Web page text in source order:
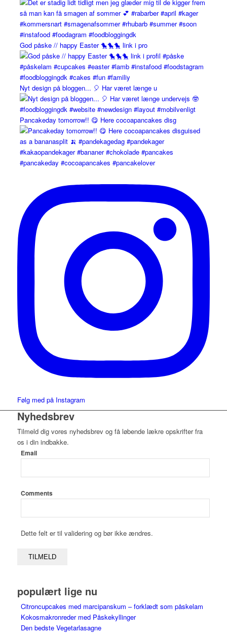
God påske // happy Easter 🐤🐤🐤 link i pro
Nyt design på bloggen... 🎈 Har været længe u
Pancakeday tomorrow!! 😋 Here cocoapancakes disg
Følg med på Instagram
Nyhedsbrev
Tilmeld dig vores nyhedsbrev og få løbende lækre opskrifter fra
os i din indbakke.
Email
Comments
Dette felt er til validering og bør ikke ændres.
populært lige nu
Citroncupcakes med marcipanskum – forklædt som påskelam
Kokosmakronreder med Påskekyllinger
Den bedste Vegetarlasagne